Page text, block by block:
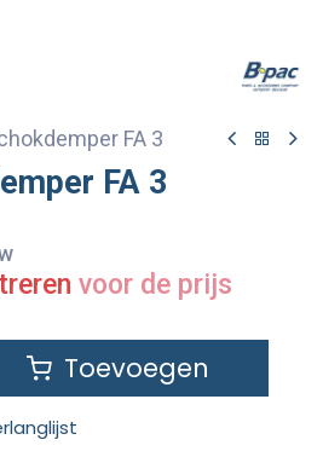
FA 3
FA 3
voor de prijs
Toevoegen